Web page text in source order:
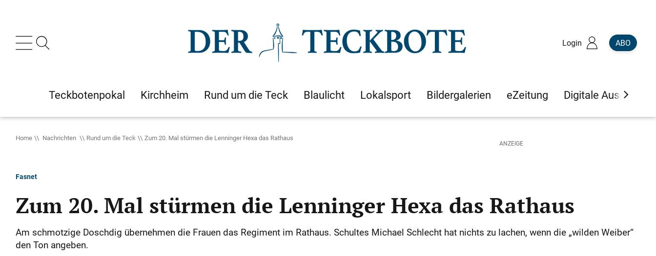
Login ABO
Teckbotenpokal Kirchheim Rund um die Teck Blaulicht Lokalsport Bildergalerien eZeitung Digitale Ausgaben
Home Nachrichten Rund um die Teck Zum 20. Mal stürmen die Lenninger Hexa das Rathaus
Fasnet
Zum 20. Mal stürmen die Lenninger Hexa das Rathaus
Am schmotzige Doschdig übernehmen die Frauen das Regiment im Rathaus. Schultes Michael Schlecht hat nichts zu lachen, wenn die „wilden Weiber“
den Ton angeben.